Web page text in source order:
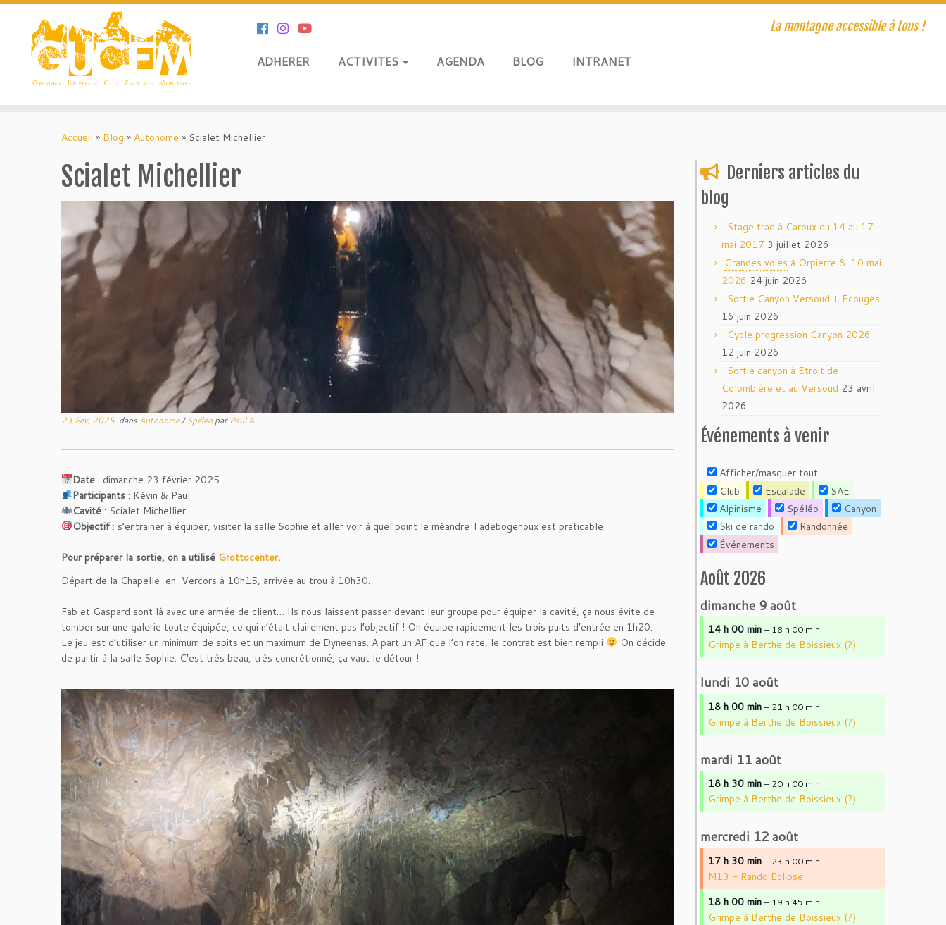
La montagne accessible à tous !
ADHERER ACTIVITES AGENDA BLOG INTRANET
Accueil » Blog » Autonome » Scialet Michellier
Scialet Michellier
23 Fév, 2025dans Autonome/SpéléoparPaul A.
Date: dimanche 23 février 2025
Participants: Kévin & Paul
Cavité: Scialet Michellier
Objectif: s’entrainer à équiper, visiter la salle Sophie et aller voir à quel point le méandre Tadebogenoux est praticable
Pour préparer la sortie, on a utilisé Grottocenter.
Départ de la Chapelle-en-Vercors à 10h15, arrivée au trou à 10h30.
Fab et Gaspard sont là avec une armée de client… Ils nous laissent passer devant leur groupe pour équiper la cavité, ça nous évite de
tomber sur une galerie toute équipée, ce qui n’était clairement pas l’objectif ! On équipe rapidement les trois puits d’entrée en 1h20.
Le jeu est d’utiliser un minimum de spits et un maximum de Dyneenas. A part un AF que l’on rate, le contrat est bien rempli
On décide
de partir à la salle Sophie. C’est très beau, très concrétionné, ça vaut le détour !
Derniers articles du
blog
Stage trad à Caroux du 14 au 17
mai 2017 3 juillet 2026
Grandes voies à Orpierre 8-10 mai
2026 24 juin 2026
Sortie Canyon Versoud + Ecouges
16 juin 2026
Cycle progression Canyon 2026
12 juin 2026
Sortie canyon à Etroit de
Colombière et au Versoud 23 avril
2026
Événements à venir
Afficher/masquer tout
Club
Escalade
SAE
Alpinisme
Spéléo
Canyon
Ski de rando
Randonnée
Événements
Août 2026
dimanche 9août
14 h 00 min – 18 h 00 min
Grimpe à Berthe de Boissieux (?)
lundi 10août
18 h 00 min – 21 h 00 min
Grimpe à Berthe de Boissieux (?)
mardi 11août
18 h 30 min – 20 h 00 min
Grimpe à Berthe de Boissieux (?)
mercredi 12août
17 h 30 min – 23 h 00 min
M13 - Rando Eclipse
18 h 00 min – 19 h 45 min
Grimpe à Berthe de Boissieux (?)